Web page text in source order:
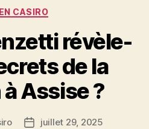
Catégories
CASIRO
révèle-
de la
Assise ?
Datejuillet 29, 2025